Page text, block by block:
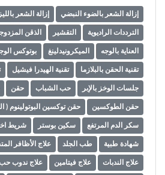
إزالة الشعر بالضوء النبضي إزالة الشعر
الترددات الراديوية التقشير الذقن
العناية بالوجه الميكرونيدلينغ بوتوكس
تقنية الحقن بالبلازما تقنية الهيدرا فيشيل
جلسات الوخز بالإبر حب الشباب حقن
حقن الطوكسين حقن توكسين البوتولينوم (
سكر الدم المرتفع سكين بوستر شريط
شهادة طبية طب الجلد علاج الأظافر
علاج الندبات علاج فيتامين علاج ندوب